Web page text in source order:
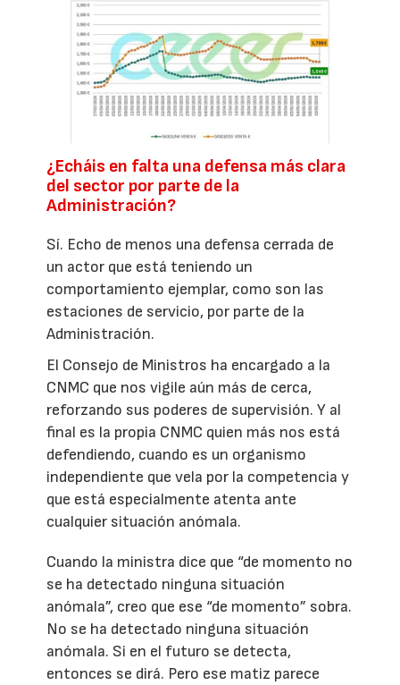
¿Echáis en falta una defensa más clara
del sector por parte de la
Administración?
Sí. Echo de menos una defensa cerrada de
un actor que está teniendo un
comportamiento ejemplar, como son las
estaciones de servicio, por parte de la
Administración.
El Consejo de Ministros ha encargado a la
CNMC que nos vigile aún más de cerca,
reforzando sus poderes de supervisión. Y al
final es la propia CNMC quien más nos está
defendiendo, cuando es un organismo
independiente que vela por la competencia y
que está especialmente atenta ante
cualquier situación anómala.
Cuando la ministra dice que “de momento no
se ha detectado ninguna situación
anómala”, creo que ese “de momento” sobra.
No se ha detectado ninguna situación
anómala. Si en el futuro se detecta,
entonces se dirá. Pero ese matiz parece